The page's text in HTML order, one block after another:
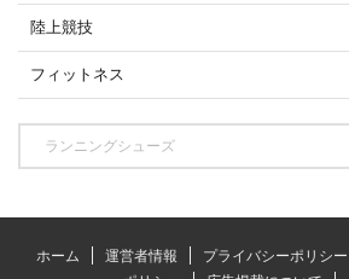
陸上競技
フィットネス
ホーム 運営者情報 プライバシーポリシー